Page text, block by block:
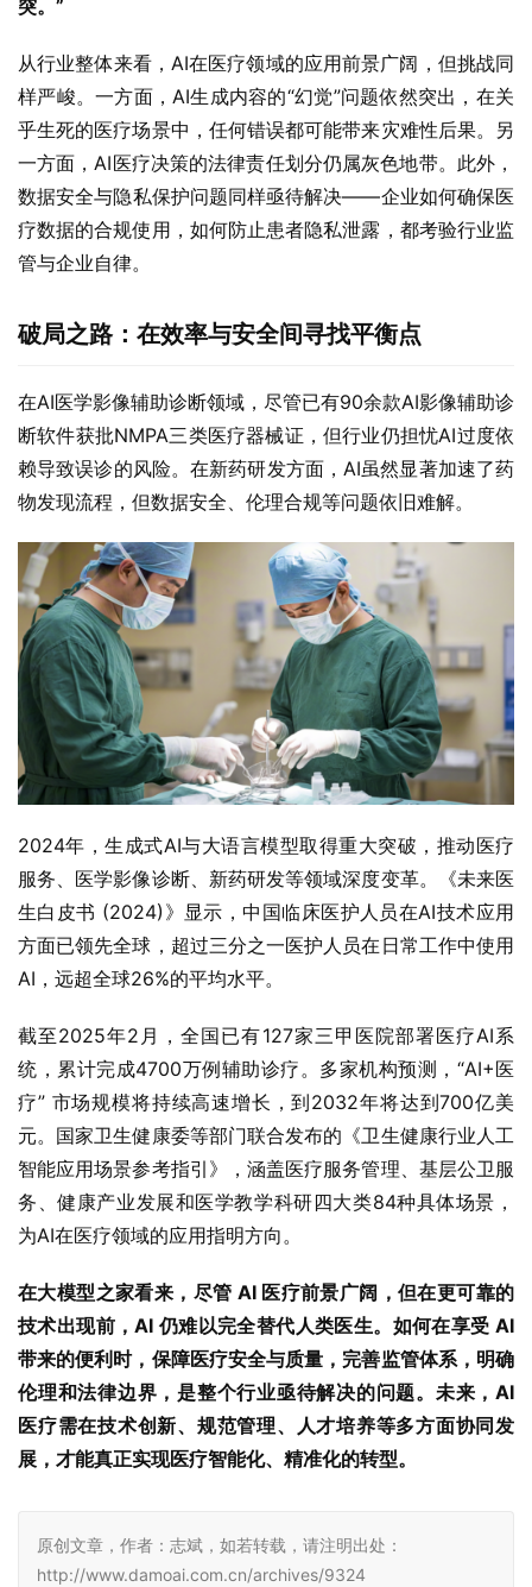
突。”
从行业整体来看，AI在医疗领域的应用前景广阔，但挑战同
样严峻。一方面，AI生成内容的“幻觉”问题依然突出，在关
乎生死的医疗场景中，任何错误都可能带来灾难性后果。另
一方面，AI医疗决策的法律责任划分仍属灰色地带。此外，
数据安全与隐私保护问题同样亟待解决——企业如何确保医
疗数据的合规使用，如何防止患者隐私泄露，都考验行业监
管与企业自律。
破局之路：在效率与安全间寻找平衡点‌
在AI医学影像辅助诊断领域，尽管已有90余款AI影像辅助诊
断软件获批NMPA三类医疗器械证，但行业仍担忧AI过度依
赖导致误诊的风险。在新药研发方面，AI虽然显著加速了药
物发现流程，但数据安全、伦理合规等问题依旧难解。
2024年，生成式AI与大语言模型取得重大突破，推动医疗
服务、医学影像诊断、新药研发等领域深度变革。《未来医
生白皮书 (2024)》显示，中国临床医护人员在AI技术应用
方面已领先全球，超过三分之一医护人员在日常工作中使用
AI，远超全球26%的平均水平。
截至2025年2月，全国已有127家三甲医院部署医疗AI系
统，累计完成4700万例辅助诊疗。多家机构预测，“AI+医
疗” 市场规模将持续高速增长，到2032年将达到700亿美
元。国家卫生健康委等部门联合发布的《卫生健康行业人工
智能应用场景参考指引》，涵盖医疗服务管理、基层公卫服
务、健康产业发展和医学教学科研四大类84种具体场景，
为AI在医疗领域的应用指明方向。
在大模型之家看来，尽管 AI 医疗前景广阔，但在更可靠的
技术出现前，AI 仍难以完全替代人类医生。如何在享受 AI
带来的便利时，保障医疗安全与质量，完善监管体系，明确
伦理和法律边界，是整个行业亟待解决的问题。未来，AI
医疗需在技术创新、规范管理、人才培养等多方面协同发
展，才能真正实现医疗智能化、精准化的转型。
原创文章，作者：志斌，如若转载，请注明出处：
http://www.damoai.com.cn/archives/9324